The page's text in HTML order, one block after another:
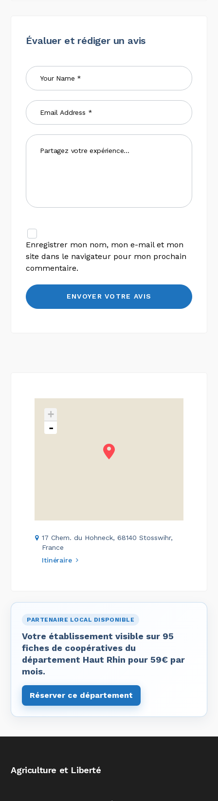
Évaluer et rédiger un avis
Enregistrer mon nom, mon e-mail et mon
site dans le navigateur pour mon prochain
commentaire.
+
-
17 Chem. du Hohneck, 68140 Stosswihr,
France
Itinéraire
PARTENAIRE LOCAL DISPONIBLE
Votre établissement visible sur 95
fiches de coopératives du
département Haut Rhin pour 59€ par
mois.
Réserver ce département
Agriculture et Liberté